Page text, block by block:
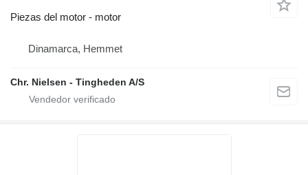
Piezas del motor - motor
Dinamarca, Hemmet
Chr. Nielsen - Tingheden A/S